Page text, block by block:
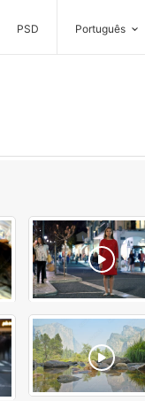
PSD Português